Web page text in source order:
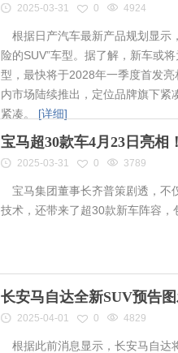
2025-03-31 0 4924
根据日产汽车最新产品规划显示
险的SUV”车型。据了解，新车或
型，最快将于2028年一季度首发
内市场陆续推出，定位品牌旗下紧
紧凑。 [详细]
宝马超30款车4月23日亮
2025-03-31 0 3789
宝马集团董事长齐普策剧透，不
技术，还带来了超30款新车阵容
长安马自达全新SUV预告
2025-04-01 0 4829
根据此前消息显示，长安马自达